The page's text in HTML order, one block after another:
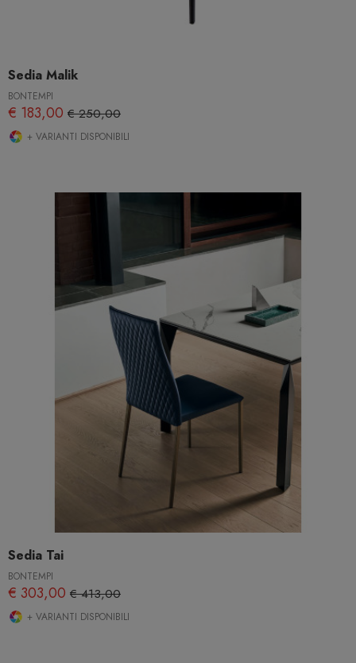
Sedia Malik
BONTEMPI
€ 183,00 € 250,00
+ VARIANTI DISPONIBILI
Sedia Tai
BONTEMPI
€ 303,00 € 413,00
+ VARIANTI DISPONIBILI